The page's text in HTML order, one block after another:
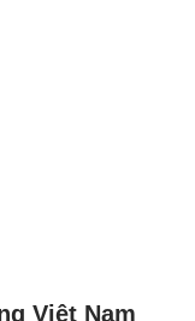
Việt Nam